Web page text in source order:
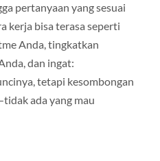
pertanyaan yang sesuai
kerja bisa terasa seperti
Anda, tingkatkan
dan ingat:
tetapi kesombongan
ada yang mau